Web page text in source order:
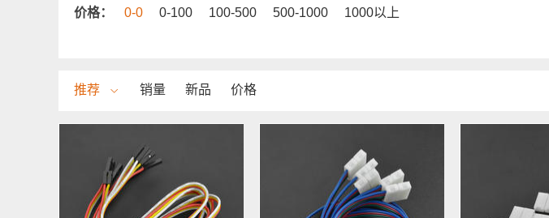
价格： 0-0 0-100 100-500 500-1000
1000以上
推荐 销量 新品 价格